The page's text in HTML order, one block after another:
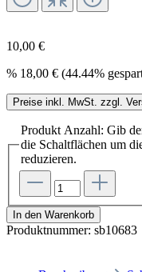
10,00 €
% 18,00 € (44.44%
Preise inkl. MwSt. zzgl.
Produkt Anzahl: Gib
die Schaltflächen um
reduzieren.
In den Warenkorb
Produktnummer: sb10683